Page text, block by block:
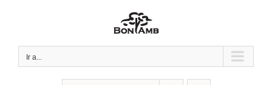
Ir a...